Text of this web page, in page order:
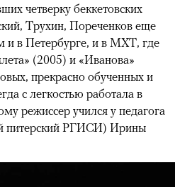
четверку беккетовских
Трухин, Пореченков еще
и в Петербурге, и в МХТ, где
(2005) и «Иванова»
прекрасно обученных и
с легкостью работала в
режиссер учился у педагога
РГИСИ) Ирины